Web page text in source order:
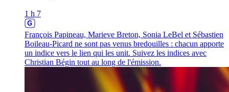
1 h 7
François Papineau, Marieve Breton, Sonia LeBel et Sébastien
Boileau-Picard ne sont pas venus bredouilles : chacun apporte
un indice vers le lien qui les unit. Suivez les indices avec
Christian Bégin tout au long de l'émission.